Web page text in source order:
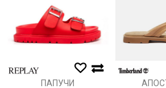
ПАПУЧИ